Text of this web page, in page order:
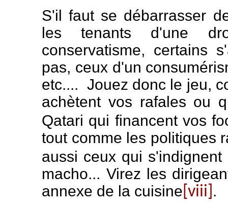
S'il faut se débarrasser
les tenants d'une
conservatisme, certains
pas, ceux d'un
etc.... Jouez donc le jeu,
achètent vos rafales ou
Qatari qui financent vos
tout comme les politiques
aussi ceux qui
macho... Virez les
annexe de la cuisine [viii] .